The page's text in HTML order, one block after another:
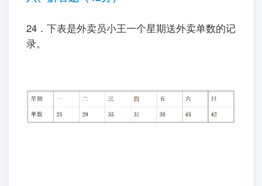
24．下表是外卖员小王一个星期送外卖单数的记
录。